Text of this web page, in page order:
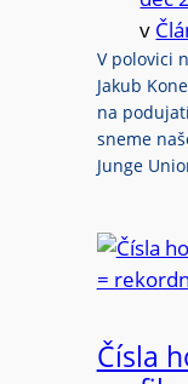
v
V polovici
Jakub
na
sneme
Junge
Čísla